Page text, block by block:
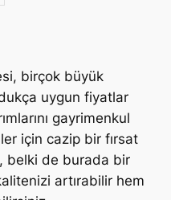
birçok büyük
uygun fiyatlar
gayrimenkul
için cazip bir fırsat
belki de burada bir
artırabilir hem